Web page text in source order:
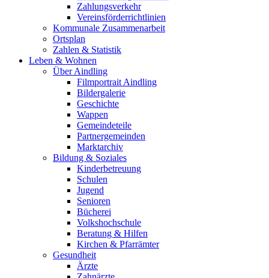
Zahlungsverkehr
Vereinsförderrichtlinien
Kommunale Zusammenarbeit
Ortsplan
Zahlen & Statistik
Leben & Wohnen
Über Aindling
Filmportrait Aindling
Bildergalerie
Geschichte
Wappen
Gemeindeteile
Partnergemeinden
Marktarchiv
Bildung & Soziales
Kinderbetreuung
Schulen
Jugend
Senioren
Bücherei
Volkshochschule
Beratung & Hilfen
Kirchen & Pfarrämter
Gesundheit
Ärzte